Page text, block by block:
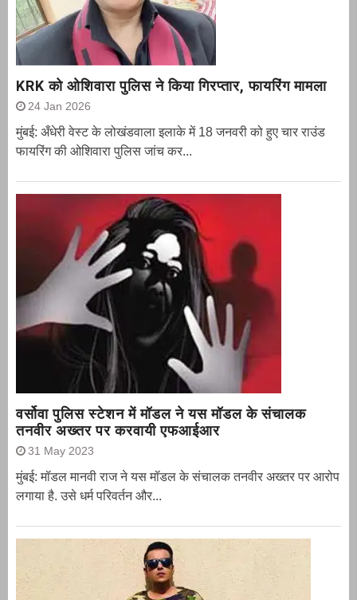
KRK को ओशिवारा पुलिस ने किया गिरप्तार, फायरिंग मामला
24 Jan 2026
मुंबई: अँधेरी वेस्ट के लोखंडवाला इलाके में 18 जनवरी को हुए चार राउंड
फायरिंग की ओशिवारा पुलिस जांच कर...
वर्सोवा पुलिस स्टेशन में मॉडल ने यस मॉडल के संचालक
तनवीर अख्तर पर करवायी एफआईआर
31 May 2023
मुंबई: मॉडल मानवी राज ने यस मॉडल के संचालक तनवीर अख्तर पर आरोप
लगाया है. उसे धर्म परिवर्तन और...